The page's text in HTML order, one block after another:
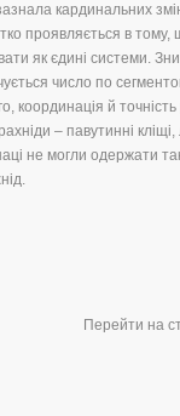
кардинальних
проявляється в тому,
як єдині системи.
число по
координація й
– павутинні
не могли одержати
Перейти на